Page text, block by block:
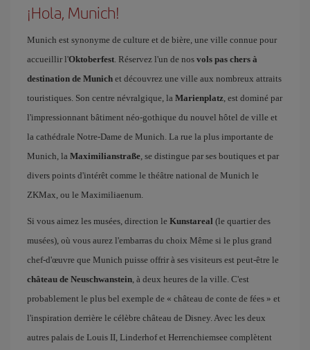
¡Hola, Munich!
Munich est synonyme de culture et de bière, une ville connue pour
accueillir l'Oktoberfest . Réservez l'un de nos vols pas chers à
destination de Munich et découvrez une ville aux nombreux attraits
touristiques. Son centre névralgique, la Marienplatz , est dominé par
l'impressionnant bâtiment néo-gothique du nouvel hôtel de ville et
la cathédrale Notre-Dame de Munich. La rue la plus importante de
Munich, la Maximilianstraße , se distingue par ses boutiques et par
divers points d'intérêt comme le théâtre national de Munich le
ZKMax, ou le Maximiliaenum.
Si vous aimez les musées, direction le Kunstareal (le quartier des
musées), où vous aurez l'embarras du choix Même si le plus grand
chef-d'œuvre que Munich puisse offrir à ses visiteurs est peut-être le
château de Neuschwanstein , à deux heures de la ville. C'est
probablement le plus bel exemple de « château de conte de fées » et
l'inspiration derrière le célèbre château de Disney. Avec les deux
autres palais de Louis II, Linderhof et Herrenchiemsee complètent